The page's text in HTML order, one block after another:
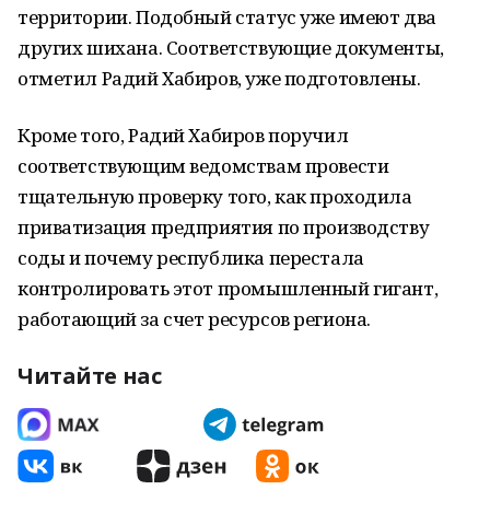
территории. Подобный статус уже имеют два
других шихана. Соответствующие документы,
отметил Радий Хабиров, уже подготовлены.
Кроме того, Радий Хабиров поручил
соответствующим ведомствам провести
тщательную проверку того, как проходила
приватизация предприятия по производству
соды и почему республика перестала
контролировать этот промышленный гигант,
работающий за счет ресурсов региона.
Читайте нас